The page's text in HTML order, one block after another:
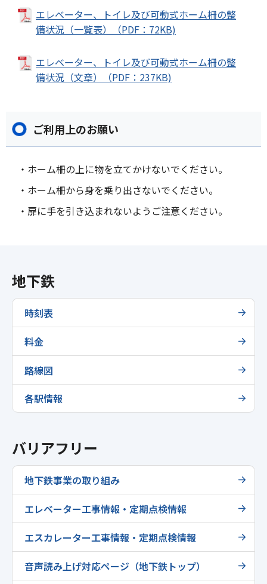
エレベーター、トイレ及び可動式ホーム柵の整
備状況（一覧表）（PDF：72KB)
エレベーター、トイレ及び可動式ホーム柵の整
備状況（文章）（PDF：237KB)
ご利用上のお願い
・ホーム柵の上に物を立てかけないでください。
・ホーム柵から身を乗り出さないでください。
・扉に手を引き込まれないようご注意ください。
地下鉄
時刻表
料金
路線図
各駅情報
バリアフリー
地下鉄事業の取り組み
エレベーター工事情報・定期点検情報
エスカレーター工事情報・定期点検情報
音声読み上げ対応ページ（地下鉄トップ）